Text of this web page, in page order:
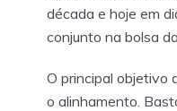
década e hoje em
conjunto na bolsa
O principal objetivo
o alinhamento.